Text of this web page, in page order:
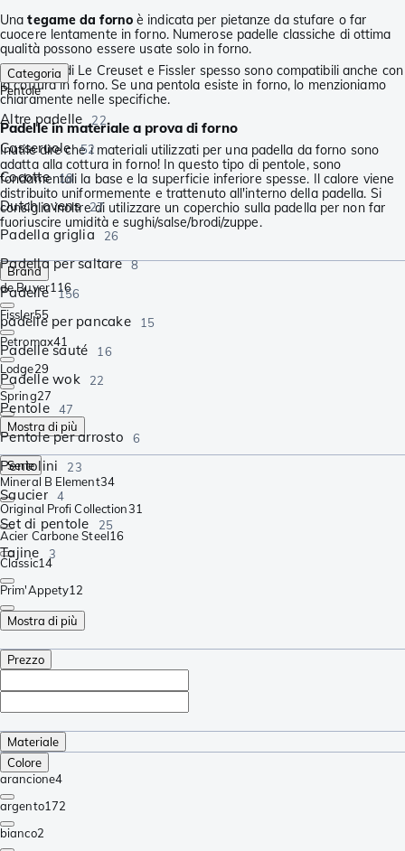
Unategame da fornoè indicata per pietanze da stufare o far
cuocere lentamente in forno. Numerose padelle classiche di ottima
qualità possono essere usate solo in forno.
Le padelle di Le Creuset e Fissler spesso sono compatibili anche con
la cottura in forno. Se una pentola esiste in forno, lo menzioniamo
chiaramente nelle specifiche.
Padelle in materiale a prova di forno
Inutile dire che i materiali utilizzati per una padella da forno sono
adatta alla cottura in forno! In questo tipo di pentole, sono
fondamentali la base e la superficie inferiore spesse. Il calore viene
distribuito uniformemente e trattenuto all'interno della padella. Si
consiglia inoltre di utilizzare un coperchio sulla padella per non far
fuoriuscire umidità e sughi/salse/brodi/zuppe.
Categoria
Pentole
Altre padelle 22
Casseruole 52
Cocotte 18
Dutch ovens 27
Padella griglia 26
Padella per saltare 8
Padelle 156
padelle per pancake 15
Padelle sauté 16
Padelle wok 22
Pentole 47
Pentole per arrosto 6
Pentolini 23
Saucier 4
Set di pentole 25
Tajine 3
Brand
de Buyer116
Fissler55
Petromax41
Lodge29
Spring27
Mostra di più
Serie
Mineral B Element34
Original Profi Collection31
Acier Carbone Steel16
Classic14
Prim'Appety12
Mostra di più
Prezzo
Materiale
Colore
arancione4
argento172
bianco2